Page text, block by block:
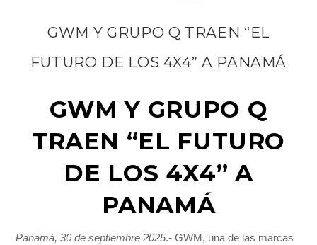
GWM Y GRUPO Q TRAEN “EL
FUTURO DE LOS 4X4” A PANAMÁ
GWM Y GRUPO Q
TRAEN “EL FUTURO
DE LOS 4X4” A
PANAMÁ
Panamá, 30 de septiembre 2025.- GWM, una de las marcas